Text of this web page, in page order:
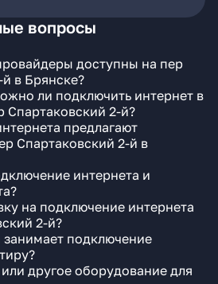
вопросы
доступны на пер
в Брянске?
ли подключить интернет в
2-й?
предлагают
Спартаковский 2-й в
интернета и
на подключение интернета
2-й?
подключение
другое оборудование для